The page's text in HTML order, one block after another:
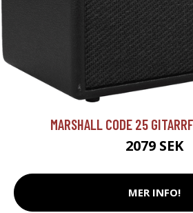
MARSHALL CODE 25
2079 SEK
MER INFO!